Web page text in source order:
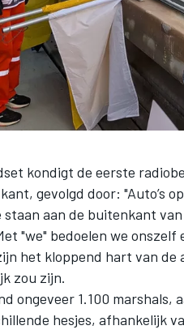
DTM
kondigt de eerste
gevolgd door: "Auto’s
staan aan de buitenkant
"we" bedoelen we
het kloppend hart van
zou zijn.
ongeveer 1.100 marshals,
hesjes, afhankelijk